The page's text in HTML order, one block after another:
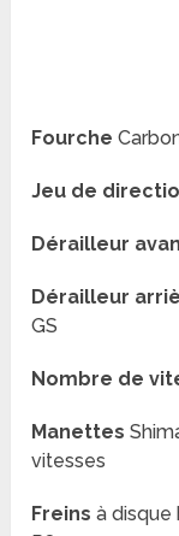
Fourche
Jeu de
Dérailleur
Dérailleur
GS
Nombre de
Manettes
vitesses
Freins à disque